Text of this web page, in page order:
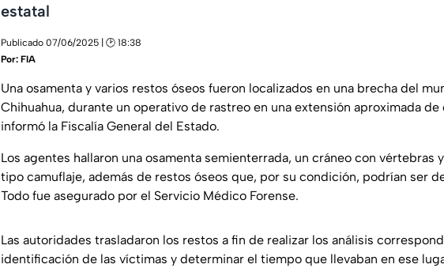
estatal
Publicado 07/06/2025 | 🕑 18:38
Por: FIA
Una osamenta y varios restos óseos fueron localizados en una brecha del
Chihuahua, durante un operativo de rastreo en una extensión aproximada
informó la Fiscalía General del Estado.
Los agentes hallaron una osamenta semienterrada, un cráneo con vértebras
tipo camuflaje, además de restos óseos que, por su condición, podrían ser
Todo fue asegurado por el Servicio Médico Forense.
Las autoridades trasladaron los restos a fin de realizar los análisis
identificación de las víctimas y determinar el tiempo que llevaban en ese